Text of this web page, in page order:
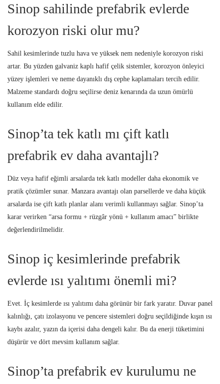
Sinop sahilinde prefabrik evlerde
korozyon riski olur mu?
Sahil kesimlerinde tuzlu hava ve yüksek nem nedeniyle korozyon riski
artar. Bu yüzden galvaniz kaplı hafif çelik sistemler, korozyon önleyici
yüzey işlemleri ve neme dayanıklı dış cephe kaplamaları tercih edilir.
Malzeme standardı doğru seçilirse deniz kenarında da uzun ömürlü
kullanım elde edilir.
Sinop’ta tek katlı mı çift katlı
prefabrik ev daha avantajlı?
Düz veya hafif eğimli arsalarda tek katlı modeller daha ekonomik ve
pratik çözümler sunar. Manzara avantajı olan parsellerde ve daha küçük
arsalarda ise çift katlı planlar alanı verimli kullanmayı sağlar. Sinop’ta
karar verirken “arsa formu + rüzgâr yönü + kullanım amacı” birlikte
değerlendirilmelidir.
Sinop iç kesimlerinde prefabrik
evlerde ısı yalıtımı önemli mi?
Evet. İç kesimlerde ısı yalıtımı daha görünür bir fark yaratır. Duvar panel
kalınlığı, çatı izolasyonu ve pencere sistemleri doğru seçildiğinde kışın ısı
kaybı azalır, yazın da içerisi daha dengeli kalır. Bu da enerji tüketimini
düşürür ve dört mevsim kullanım sağlar.
Sinop’ta prefabrik ev kurulumu ne